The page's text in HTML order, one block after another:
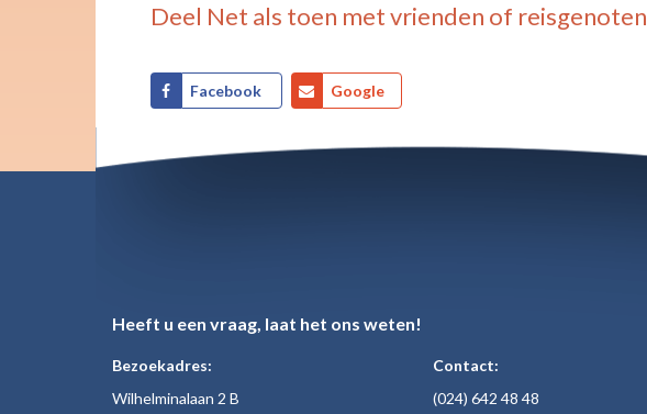
Deel Net als toen met vrienden of reisgenoten
Facebook Google
Heeft u een vraag, laat het ons weten!
Bezoekadres:
Wilhelminalaan 2 B
Contact:
(024) 642 48 48